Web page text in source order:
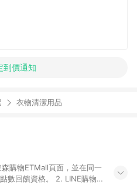
到價通知
衣物清潔用品
購物ETMall頁面，並在同一
數回饋資格。 2. LINE購物